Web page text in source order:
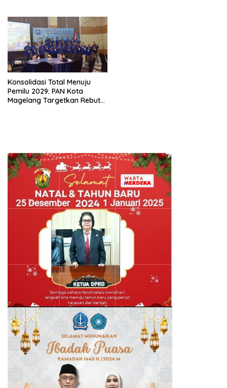
Konsolidasi Total Menuju
Pemilu 2029: PAN Kota
Magelang Targetkan Rebut